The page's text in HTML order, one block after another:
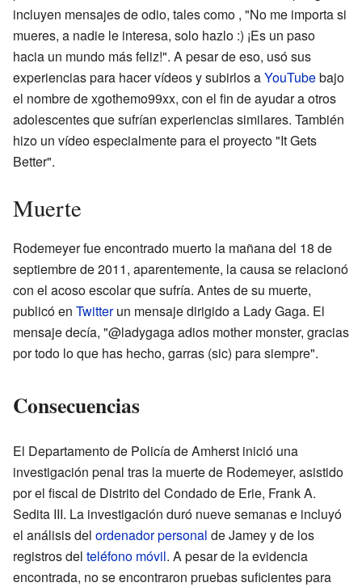
incluyen mensajes de odio, tales como , "No me importa si
mueres, a nadie le interesa, solo hazlo :) ¡Es un paso
hacia un mundo más feliz!". A pesar de eso, usó sus
experiencias para hacer vídeos y subirlos aYouTubebajo
el nombre dexgothemo99xx, con el fin de ayudar a otros
adolescentes que sufrían experiencias similares. También
hizo un vídeo especialmente para el proyecto "It Gets
Better".
Muerte
Rodemeyer fue encontrado muerto la mañana del 18 de
septiembre de 2011, aparentemente, la causa se relacionó
con el acoso escolar que sufría. Antes de su muerte,
publicó en Twitterun mensaje dirigido a Lady Gaga. El
mensaje decía, "@ladygaga adios mother monster, gracias
por todo lo que has hecho, garras (sic) para siempre".
Consecuencias
El Departamento de Policía de Amherst inició una
investigación penal tras la muerte de Rodemeyer, asistido
por el fiscal de Distrito del Condado de Erie, Frank A.
Sedita III. La investigación duró nueve semanas e incluyó
el análisis del ordenador personal de Jamey y de los
registros del teléfono móvil. A pesar de la evidencia
encontrada, no se encontraron pruebas suficientes para